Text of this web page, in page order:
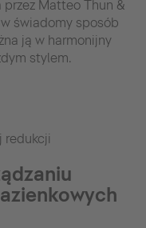
Matteo Thun &
świadomy sposób
ją w harmonijny
stylem.
redukcji